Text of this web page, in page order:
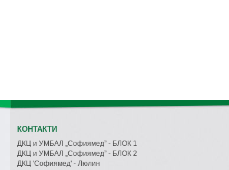
КОНТАКТИ
ДКЦ и УМБАЛ „Софиямед” - БЛОК 1
ДКЦ и УМБАЛ „Софиямед” - БЛОК 2
ДКЦ 'Софиямед' - Люлин